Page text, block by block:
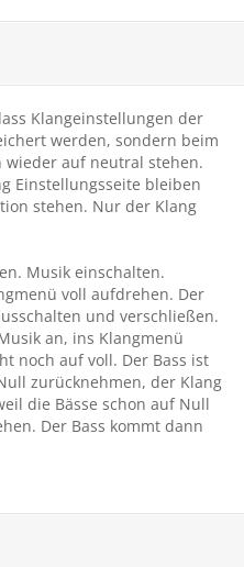
Klangeinstellungen der
werden, sondern beim
wieder auf neutral stehen.
Einstellungsseite bleiben
stehen. Nur der Klang
Musik einschalten.
voll aufdrehen. Der
und verschließen.
an, ins Klangmenü
noch auf voll. Der Bass ist
zurücknehmen, der Klang
die Bässe schon auf Null
Der Bass kommt dann